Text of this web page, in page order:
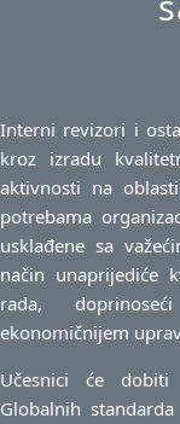
Interni revizori i
kroz izradu
aktivnosti na
potrebama
usklađene sa
način unaprijediće
rada,
ekonomičnijem
Učesnici će dobiti
Globalnih